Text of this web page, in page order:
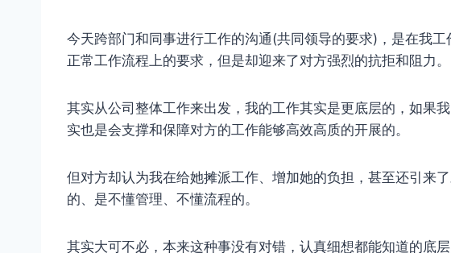
今天跨部门和同事进行工作的沟通(共同领导的要求)，是在我
正常工作流程上的要求，但是却迎来了对方强烈的抗拒和阻力。
其实从公司整体工作来出发，我的工作其实是更底层的，如果
实也是会支撑和保障对方的工作能够高效高质的开展的。
但对方却认为我在给她摊派工作、增加她的负担，甚至还引来
的、是不懂管理、不懂流程的。
其实大可不必，本来这种事没有对错，认真细想都能知道的底